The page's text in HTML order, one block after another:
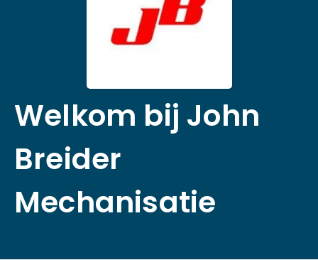
Welkom bij John
Breider
Mechanisatie